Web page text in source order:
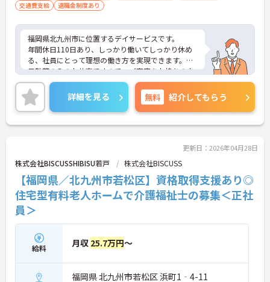
交通費支給
退職金制度あり
福岡県北九州市に位置するデイサービスです。
年間休日110日あり、しっかり働いてしっかり休め
る、社員にとって理想の働き方を実現できます。
日勤帯のみのお仕事ですので、ご家庭をお持ちの方
も働きやすい勤務時間でオススメです！
ご興味をお持ちの方はお気軽にお問い合わせくださ
い。
詳細を見る 無料 紹介してもらう
更新日：2026年04月28日
株式会社BISCUSSHIBISU若戸 株式会社BISCUSS
【福岡県／北九州市若松区】資格取得支援あり◎
住宅型有料老人ホームで介護福祉士の募集＜正社
員＞
給料 月収 25.7万円～
福岡県 北九州市若松区 浜町1‐4-11